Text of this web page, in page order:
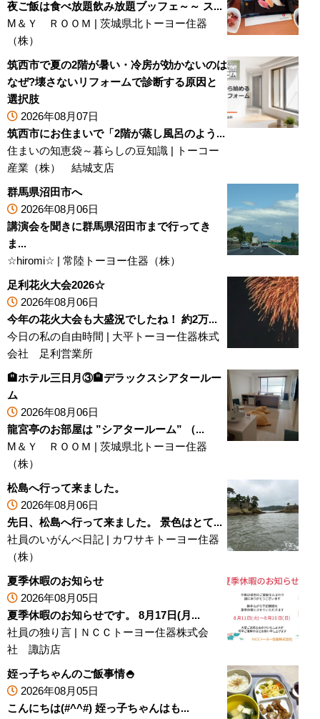
夜ご飯は食べ放題飲み放題ブッフェ～～ ス...
M＆Ｙ ＲＯＯＭ | 茨城県北トーヨー住器
（株）
筑西市で夏の2階が暑い・冷房が効かないのは
なぜ?壊さないリフォームで診断する原因と
選択肢
2026年08月07日
筑西市にお住まいで「2階が蒸し風呂のよう...
住まいの知恵袋～暮らしの豆知識 | トーコー
産業（株） 結城支店
群馬県沼田市へ
2026年08月06日
講演会を聞きに群馬県沼田市まで行ってき
ま...
☆hiromi☆ | 常陸トーヨー住器（株）
足利花火大会2026☆
2026年08月06日
今年の花火大会も大盛況でしたね！ 約2万...
今日の私の自由時間 | 大平トーヨー住器株式
会社 足利営業所
🏨ホテル三日月③🏨デラックスシアタールー
ム
2026年08月06日
龍宮亭のお部屋は ”シアタールーム” （...
M＆Ｙ ＲＯＯＭ | 茨城県北トーヨー住器
（株）
松島へ行って来ました。
2026年08月06日
先日、松島へ行って来ました。 景色はとて...
社員のいがんべ日記 | カワサキトーヨー住器
（株）
夏季休暇のお知らせ
2026年08月05日
夏季休暇のお知らせです。 8月17日(月...
社員の独り言 | ＮＣＣトーヨー住器株式会
社 諏訪店
姪っ子ちゃんのご飯事情🍚
2026年08月05日
こんにちは(#^^#) 姪っ子ちゃんはも...